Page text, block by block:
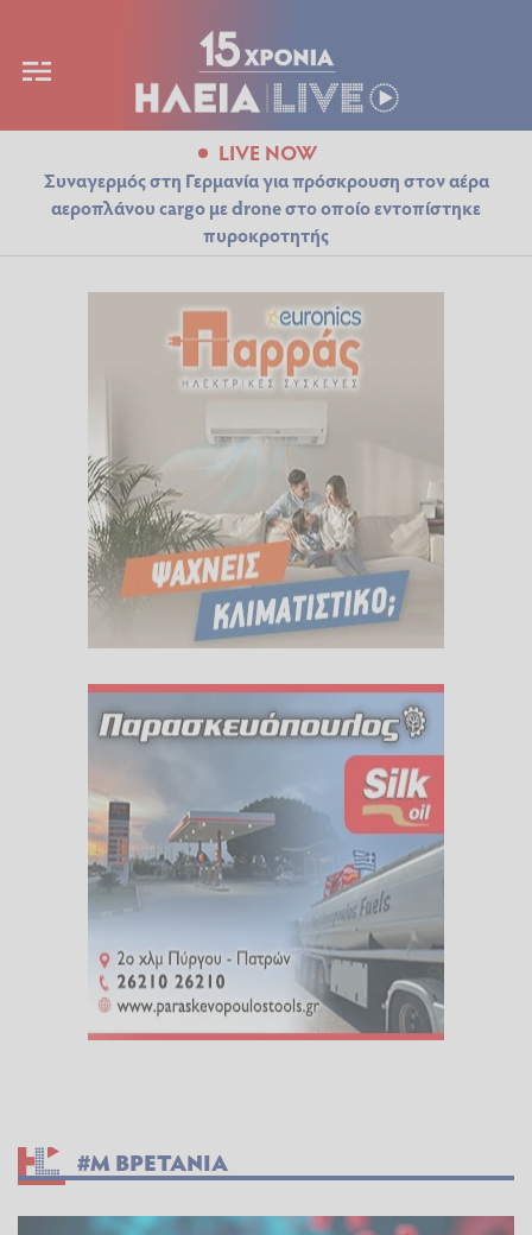
LIVE NOW
Συναγερμός στη Γερμανία για πρόσκρουση στον αέρα
αεροπλάνου cargo με drone στο οποίο εντοπίστηκε
πυροκροτητής
#Μ ΒΡΕΤΑΝΙΑ